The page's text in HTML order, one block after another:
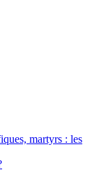
martyrs : les